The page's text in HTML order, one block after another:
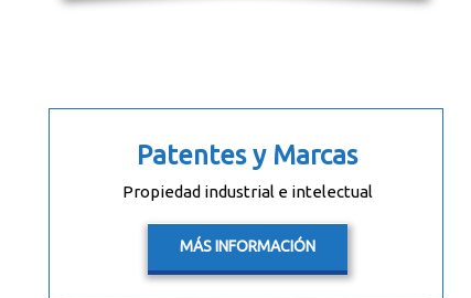
Patentes y Marcas
Propiedad industrial e intelectual
MÁS INFORMACIÓN